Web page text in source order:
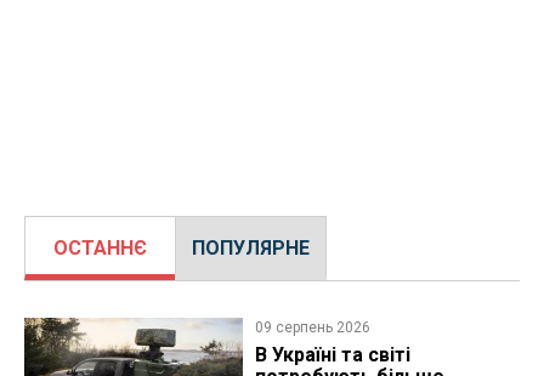
ОСТАННЄ ПОПУЛЯРНЕ
09 серпень 2026
В Україні та світі